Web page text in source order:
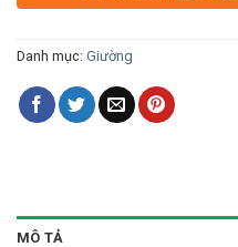
Danh mục: Giường
MÔ TẢ